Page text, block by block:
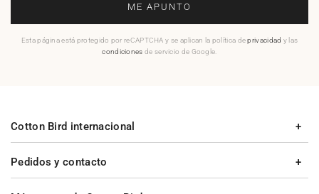
ME APUNTO
Esta página está protegido por reCAPTCHA y se aplican la política deprivacidad y las
condiciones de servicio de Google.
Pedidos y contacto
Cotton Bird internacional